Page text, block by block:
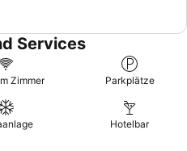
Services
Zimmer Parkplätze
Hotelbar